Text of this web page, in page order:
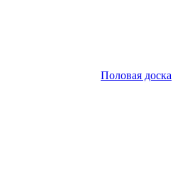
Половая доска